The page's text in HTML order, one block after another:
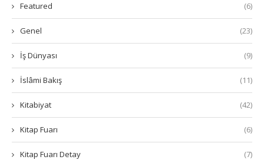
Featured (6)
Genel (23)
İş Dünyası (9)
İslâmi Bakış (11)
Kitabiyat (42)
Kitap Fuarı (6)
Kitap Fuarı Detay (7)